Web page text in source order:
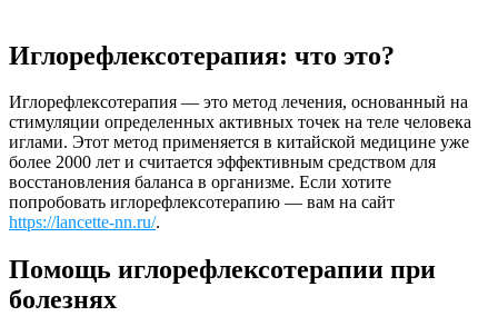
Иглорефлексотерапия: что это?
Иглорефлексотерапия — это метод лечения, основанный на
стимуляции определенных активных точек на теле человека
иглами. Этот метод применяется в китайской медицине уже
более 2000 лет и считается эффективным средством для
восстановления баланса в организме. Если хотите
попробовать иглорефлексотерапию — вам на сайт
https://lancette-nn.ru/.
Помощь иглорефлексотерапии при
болезнях